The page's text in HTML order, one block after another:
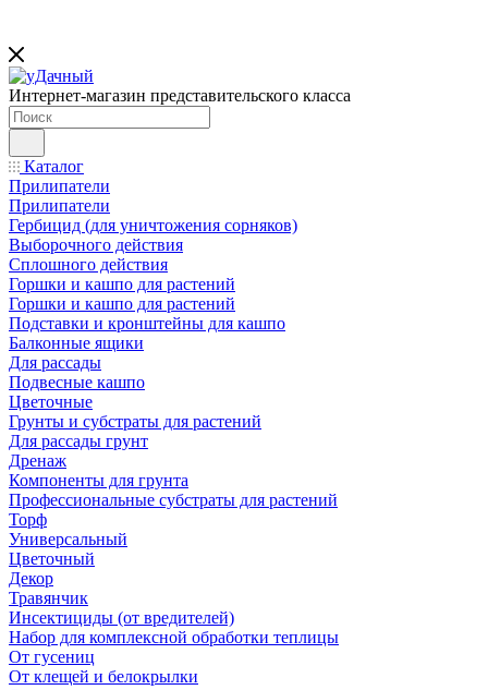
Интернет-магазин представительского класса
Каталог
Прилипатели
Прилипатели
Гербицид (для уничтожения сорняков)
Выборочного действия
Сплошного действия
Горшки и кашпо для растений
Горшки и кашпо для растений
Подставки и кронштейны для кашпо
Балконные ящики
Для рассады
Подвесные кашпо
Цветочные
Грунты и субстраты для растений
Для рассады грунт
Дренаж
Компоненты для грунта
Профессиональные субстраты для растений
Торф
Универсальный
Цветочный
Декор
Травянчик
Инсектициды (от вредителей)
Набор для комплексной обработки теплицы
От гусениц
От клещей и белокрылки